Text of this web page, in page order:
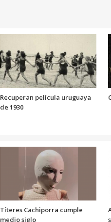
Recuperan película uruguaya
de 1930
Títeres Cachiporra cumple
medio siglo